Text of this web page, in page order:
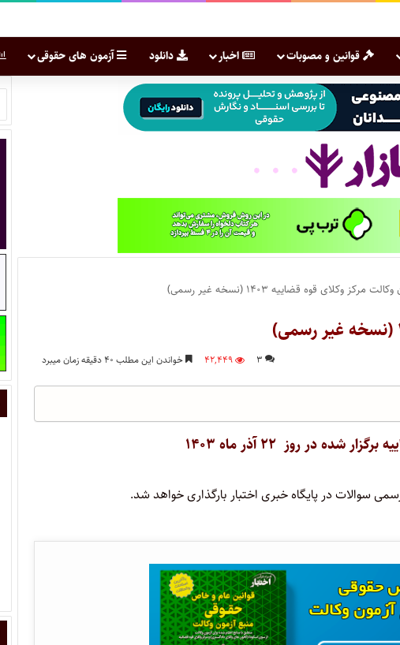
قوانین و مصوبات اخبار دانلود آزمون های حقوقی
مرکز وکلای قوه قضاییه ۱۴۰۳ (نسخه غیر رسمی)
۳ ۴۲,۴۴۹ خواندن این مطلب ۴۰ دقیقه زمان میبرد
شده در روز ۲۲ آذر ماه ۱۴۰۳
سوالات در پایگاه خبری اختبار بارگذاری خواهد شد.